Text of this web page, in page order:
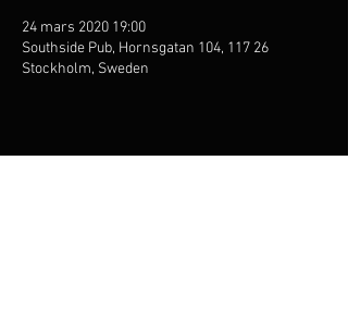
24 mars 2020 19:00
Southside Pub, Hornsgatan 104, 117 26
Stockholm, Sweden